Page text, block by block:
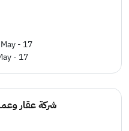
- 17
- 17
شركة عقار